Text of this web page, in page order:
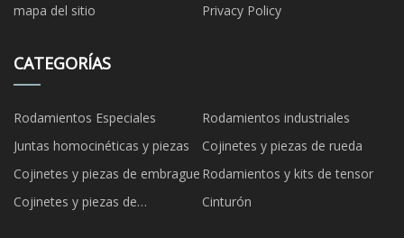
mapa del sitio
Privacy Policy
CATEGORÍAS
Rodamientos Especiales
Rodamientos industriales
Juntas homocinéticas y piezas
Cojinetes y piezas de rueda
Cojinetes y piezas de embrague Rodamientos y kits de tensor
Cojinetes y piezas de
Cinturón